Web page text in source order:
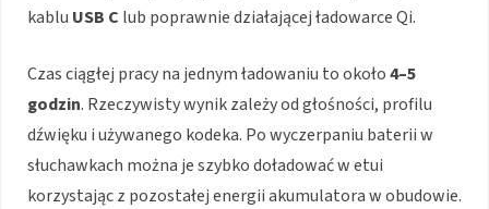
kablu USB C lub poprawnie działającej ładowarce Qi.
Czas ciągłej pracy na jednym ładowaniu to około4–5
godzin. Rzeczywisty wynik zależy od głośności, profilu
dźwięku i używanego kodeka. Po wyczerpaniu baterii w
słuchawkach można je szybko doładować w etui
korzystając z pozostałej energii akumulatora w obudowie.